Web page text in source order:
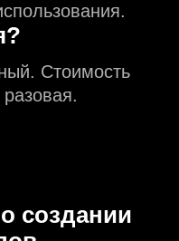
Стоимость
создании